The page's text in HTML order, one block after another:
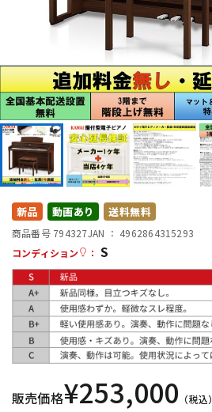
DTM オンライン納品
配信/ライブ機器
中古
新品 動画あり 送料無料
商品番号 794327JAN ： 4962864315293
コンディション
： S
販売価格¥253,000 （税込）